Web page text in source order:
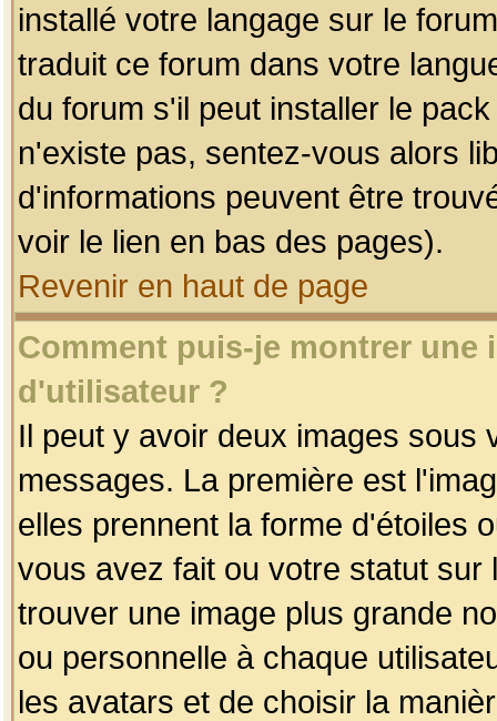
installé votre langage sur le
traduit ce forum dans votre
du forum s'il peut installer le
n'existe pas, sentez-vous alors
d'informations peuvent être
voir le lien en bas des pages).
Revenir en haut de page
Comment puis-je montrer une
d'utilisateur ?
Il peut y avoir deux images sous
messages. La première est
elles prennent la forme d'étoiles
vous avez fait ou votre statut
trouver une image plus grande
ou personnelle à chaque
les avatars et de choisir la